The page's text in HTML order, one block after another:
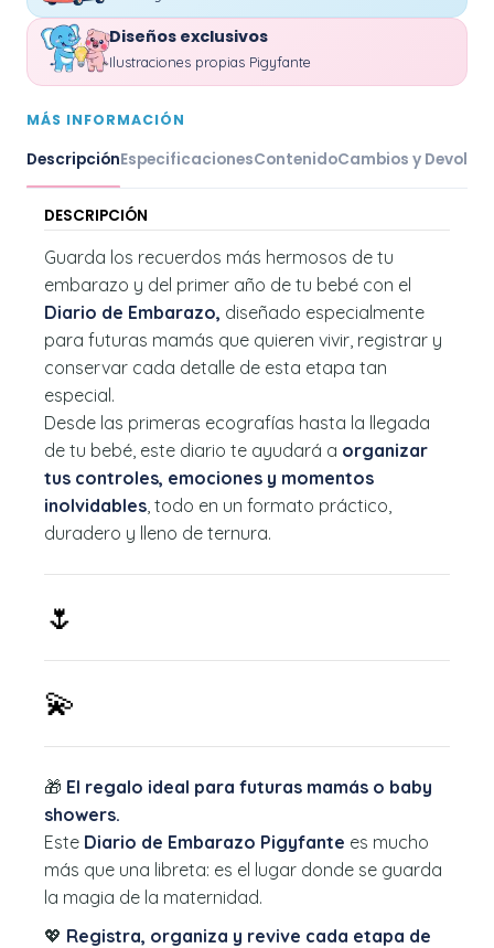
Diseños exclusivos
Ilustraciones propias Pigyfante
MÁS INFORMACIÓN
DescripciónEspecificacionesContenidoCambios y
DESCRIPCIÓN
Guarda los recuerdos más hermosos de tu
embarazo y del primer año de tu bebé con el
Diario de Embarazo, diseñado especialmente
para futuras mamás que quieren vivir, registrar y
conservar cada detalle de esta etapa tan
especial.
Desde las primeras ecografías hasta la llegada
de tu bebé, este diario te ayudará a organizar
tus controles, emociones y momentos
inolvidables , todo en un formato práctico,
duradero y lleno de ternura.
🌷
💫
🎁 El regalo ideal para futuras mamás o baby
showers.
Este Diario de Embarazo Pigyfante es mucho
más que una libreta: es el lugar donde se guarda
la magia de la maternidad.
💖 Registra, organiza y revive cada etapa de